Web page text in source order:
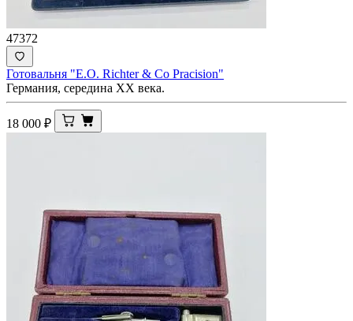
47372
Готовальня "E.O. Richter & Co Pracision"
Германия, середина ХХ века.
18 000 ₽